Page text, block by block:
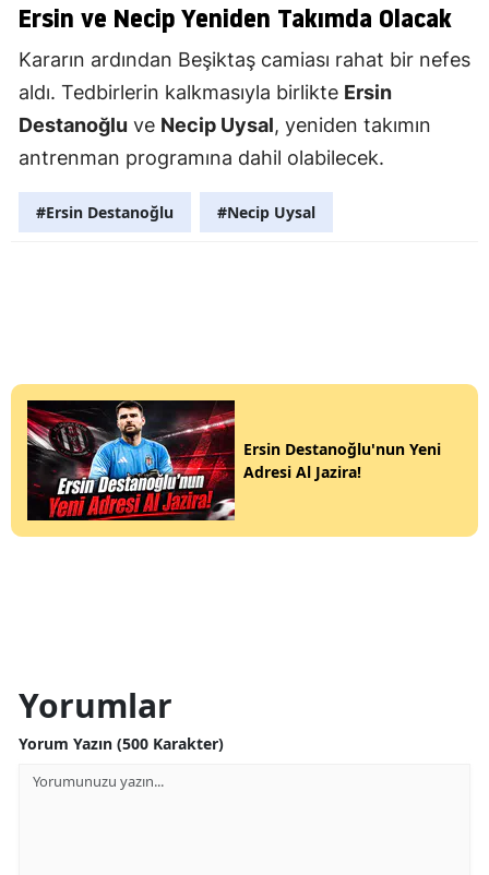
Ersin ve Necip Yeniden Takımda Olacak
Kararın ardından Beşiktaş camiası rahat bir nefes
aldı. Tedbirlerin kalkmasıyla birlikte Ersin
Destanoğlu ve Necip Uysal, yeniden takımın
antrenman programına dahil olabilecek.
#Ersin Destanoğlu #Necip Uysal
Ersin Destanoğlu'nun Yeni
Adresi Al Jazira!
Yorumlar
Yorum Yazın (500 Karakter)